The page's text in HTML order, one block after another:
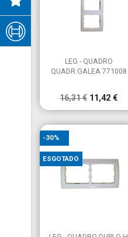
 Vista rápida
LEG - QUADRO
QUADR.GALEA 771008
16,31 € 11,42 €
Vista rápida
-30%
ESGOTADO